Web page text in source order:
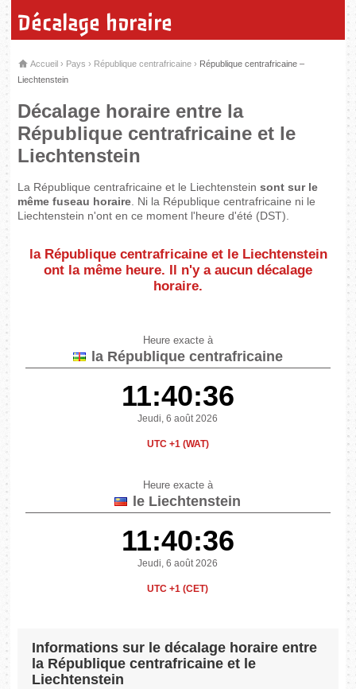
Décalage horaire
Accueil › Pays › République centrafricaine › République centrafricaine –
Liechtenstein
Décalage horaire entre la
République centrafricaine et le
Liechtenstein
La République centrafricaine et le Liechtensteinsont sur le
même fuseau horaire . Ni la République centrafricaine ni le
Liechtenstein n'ont en ce moment l'heure d'été (DST).
la République centrafricaine et le Liechtenstein
ont la même heure. Il n'y a aucun décalage
horaire.
Heure exacte à
la République centrafricaine
11:40:36
Jeudi, 6 août 2026
UTC +1 (WAT)
Heure exacte à
le Liechtenstein
11:40:36
Jeudi, 6 août 2026
UTC +1 (CET)
Informations sur le décalage horaire entre
la République centrafricaine et le
Liechtenstein